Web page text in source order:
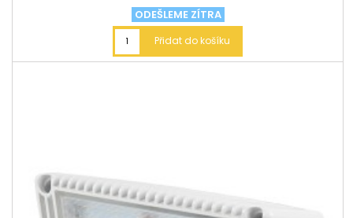
ODEŠLEME ZÍTRA
Přidat do košíku